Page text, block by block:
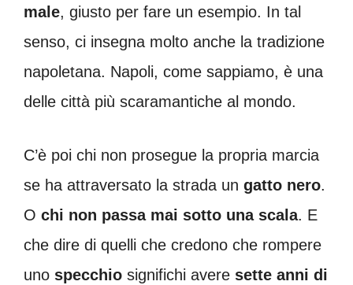
male, giusto per fare un esempio. In tal
senso, ci insegna molto anche la tradizione
napoletana. Napoli, come sappiamo, è una
delle città più scaramantiche al mondo.
C’è poi chi non prosegue la propria marcia
se ha attraversato la strada un gatto nero.
O chi non passa mai sotto una scala. E
che dire di quelli che credono che rompere
uno specchio significhi avere sette anni di